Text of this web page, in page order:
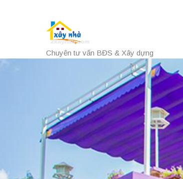
Chuyên tư vấn BĐS & Xây dựng